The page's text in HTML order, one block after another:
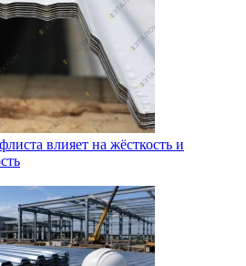
влияет на жёсткость и